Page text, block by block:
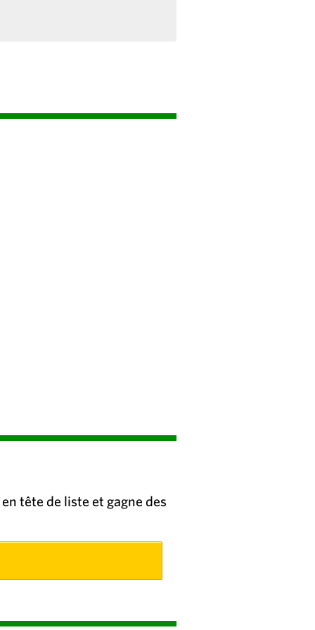
tête de liste et gagne des